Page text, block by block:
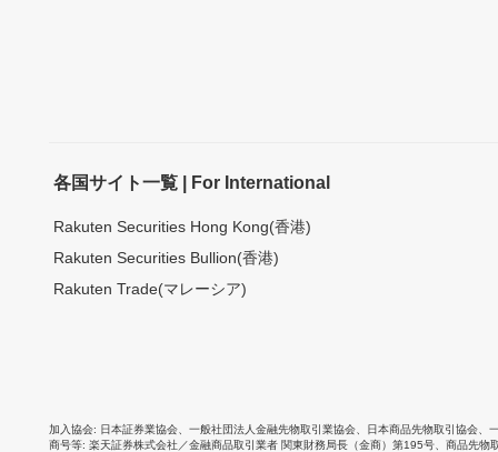
各国サイト一覧 | For International
Rakuten Securities Hong Kong(香港)
Rakuten Securities Bullion(香港)
Rakuten Trade(マレーシア)
加入協会 日本証券業協会 一般社団法人金融先物取引業協会 日本商品先物取引協会
商号等 楽天証券株式会社／金融商品取引業者 関東財務局長（金商）第195号、商品先物